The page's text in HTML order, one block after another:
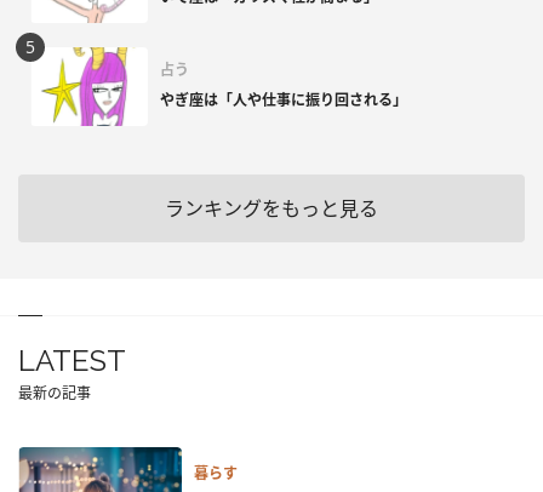
占う
やぎ座は「人や仕事に振り回される」
ランキングをもっと見る
LATEST
最新の記事
暮らす